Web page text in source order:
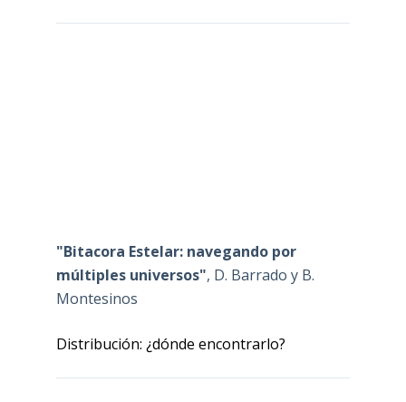
"Bitacora Estelar: navegando por
múltiples universos", D. Barrado y B.
Montesinos
Distribución: ¿dónde encontrarlo?